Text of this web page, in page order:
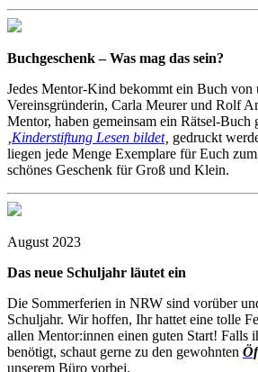
Buchgeschenk – Was mag das sein?
Jedes Mentor-Kind bekommt ein Buch von
Vereinsgründerin, Carla Meurer und Rolf
Mentor, haben gemeinsam ein Rätsel-Buch
Kinderstiftung Lesen bildet‚ gedruckt
liegen jede Menge Exemplare für Euch
schönes Geschenk für Groß und Klein.
August 2023
Das neue Schuljahr läutet ein
Die Sommerferien in NRW sind vorüber
Schuljahr. Wir hoffen, Ihr hattet eine tolle
allen Mentor:innen einen guten Start! Falls
benötigt, schaut gerne zu den gewohnten
unserem Büro vorbei.